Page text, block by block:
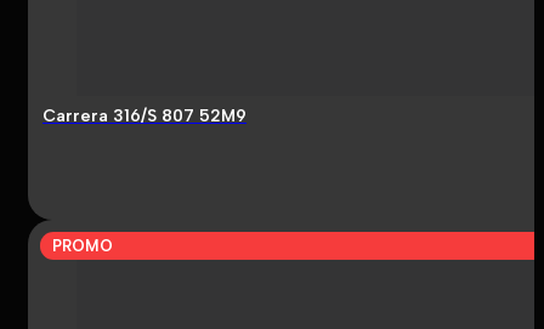
Carrera 316/S 807 52M9
PROMO